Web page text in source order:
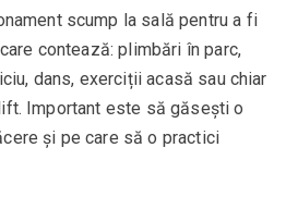
scump la sală pentru a fi
contează: plimbări în parc,
dans, exerciții acasă sau chiar
Important este să găsești o
și pe care să o practici